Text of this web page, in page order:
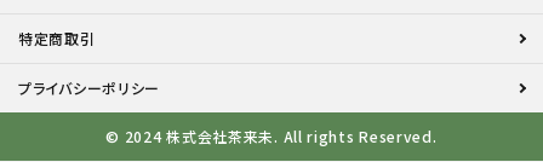
特定商取引
プライバシーポリシー
© 2024 株式会社茶来未. All rights Reserved.